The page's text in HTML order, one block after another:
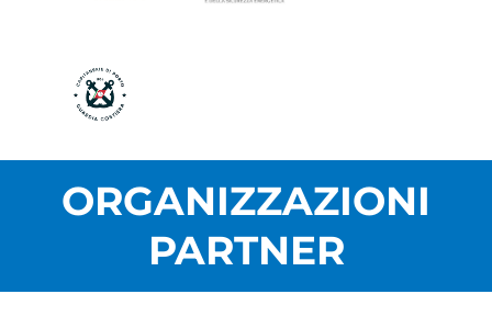
ORGANIZZAZIONI
PARTNER